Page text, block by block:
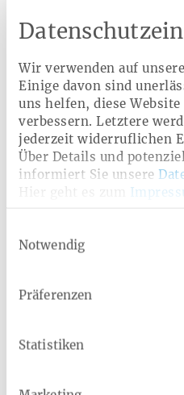
Wir verwenden auf
Einige davon sind
uns helfen, diese
verbessern. Letztere
jederzeit widerruflichen
Über Details und
informiert Sie unsere
Notwendig
Präferenzen
Statistiken